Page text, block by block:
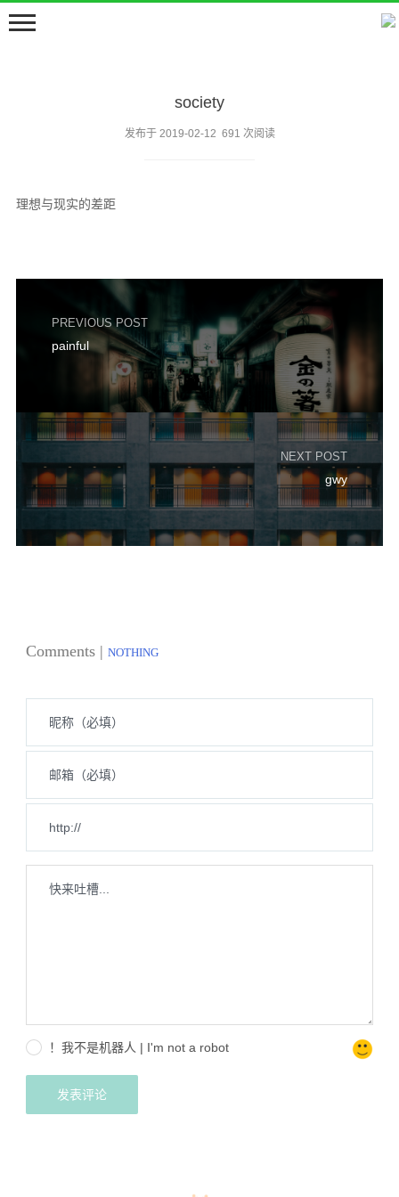
society
发布于 2019-02-12 691 次阅读
理想与现实的差距
PREVIOUS POST
painful
NEXT POST
gwy
Comments | NOTHING
！我不是机器人 | I'm not a robot
首页
邻居们
关于
豆包